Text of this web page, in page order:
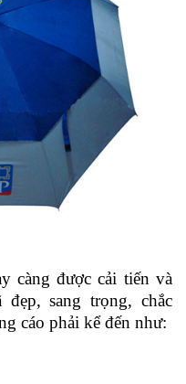
càng được cải tiến và
sang trọng, chắc
cáo phải kể đến như: